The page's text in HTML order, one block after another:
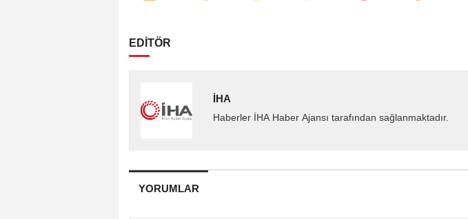
EDİTÖR
İHA
Haberler İHA Haber Ajansı tarafından sağlanmaktadır.
YORUMLAR